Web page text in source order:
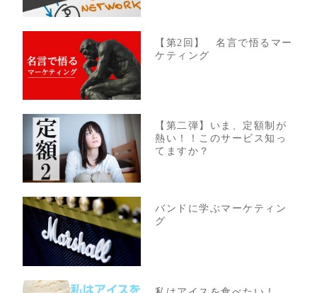
【第2回】 名言で悟るマー
ケティング
【第二弾】いま、定額制が
熱い！！このサービス知っ
てますか？
バンドに学ぶマーケティン
グ